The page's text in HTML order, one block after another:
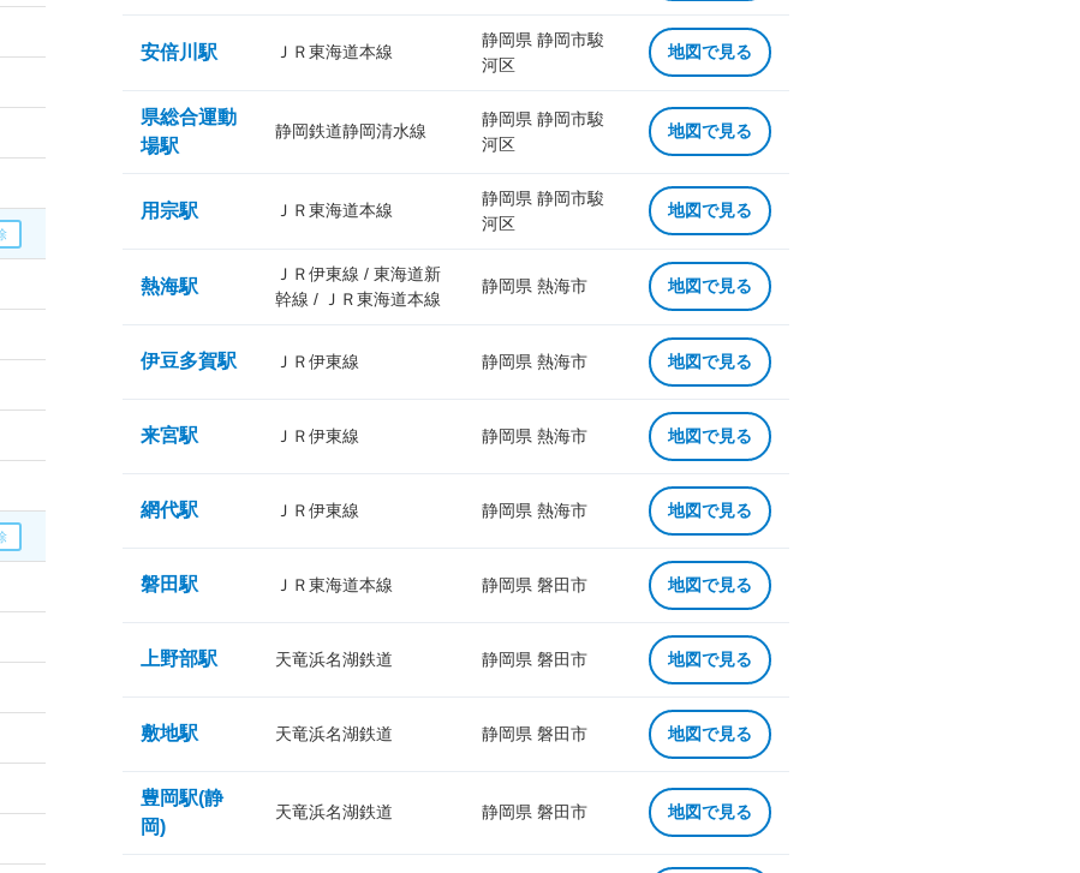
安倍川駅 ＪＲ東海道本線
静岡県 静岡市駿
河区
地図で見る
県総合運動
場駅
静岡鉄道静岡清水線
静岡県 静岡市駿
河区
地図で見る
用宗駅 ＪＲ東海道本線
静岡県 静岡市駿
河区
地図で見る
熱海駅
ＪＲ伊東線 / 東海道新
幹線 / ＪＲ東海道本線
静岡県 熱海市 地図で見る
伊豆多賀駅 ＪＲ伊東線 静岡県 熱海市 地図で見る
来宮駅 ＪＲ伊東線 静岡県 熱海市 地図で見る
網代駅 ＪＲ伊東線 静岡県 熱海市 地図で見る
磐田駅 ＪＲ東海道本線 静岡県 磐田市 地図で見る
上野部駅 天竜浜名湖鉄道 静岡県 磐田市 地図で見る
敷地駅 天竜浜名湖鉄道 静岡県 磐田市 地図で見る
豊岡駅(静
岡)
天竜浜名湖鉄道 静岡県 磐田市 地図で見る